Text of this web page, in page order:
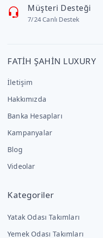
Müşteri Desteği
7/24 Canlı Destek
FATİH ŞAHİN LUXURY
İletişim
Hakkımızda
Banka Hesapları
Kampanyalar
Blog
Videolar
Kategoriler
Yatak Odası Takımları
Yemek Odası Takımları